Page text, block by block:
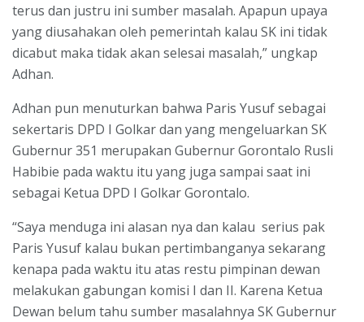
terus dan justru ini sumber masalah. Apapun upaya
yang diusahakan oleh pemerintah kalau SK ini tidak
dicabut maka tidak akan selesai masalah,” ungkap
Adhan.
Adhan pun menuturkan bahwa Paris Yusuf sebagai
sekertaris DPD I Golkar dan yang mengeluarkan SK
Gubernur 351 merupakan Gubernur Gorontalo Rusli
Habibie pada waktu itu yang juga sampai saat ini
sebagai Ketua DPD I Golkar Gorontalo.
“Saya menduga ini alasan nya dan kalau serius pak
Paris Yusuf kalau bukan pertimbanganya sekarang
kenapa pada waktu itu atas restu pimpinan dewan
melakukan gabungan komisi I dan II. Karena Ketua
Dewan belum tahu sumber masalahnya SK Gubernur